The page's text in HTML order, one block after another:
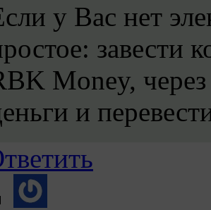
у Вас нет
завести
Money,
и